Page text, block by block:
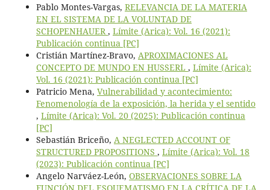
Pablo Montes-Vargas, RELEVANCIA DE LA MATERIA
EN EL SISTEMA DE LA VOLUNTAD DE
SCHOPENHAUER, Límite (Arica): Vol. 16 (2021):
Publicación continua [PC]
Cristián Martínez-Bravo, APROXIMACIONES AL
CONCEPTO DE MUNDO EN HUSSERL , Límite (Arica):
Vol. 16 (2021): Publicación continua [PC]
Patricio Mena, Vulnerabilidad y acontecimiento:
Fenomenología de la exposición, la herida y el sentido
, Límite (Arica): Vol. 20 (2025): Publicación continua
[PC]
Sebastián Briceño, A NEGLECTED ACCOUNT OF
STRUCTURED PROPOSITIONS , Límite (Arica): Vol. 18
(2023): Publicación continua [PC]
Angelo Narváez-León, OBSERVACIONES SOBRE LA